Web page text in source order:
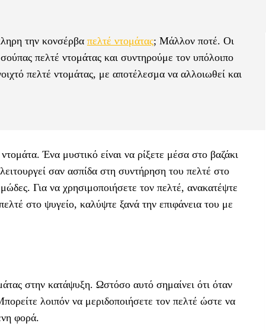
την κονσέρβα πελτέ ντομάτας; Μάλλον ποτέ. Οι
πελτέ ντομάτας και συντηρούμε τον υπόλοιπο
πελτέ ντομάτας, με αποτέλεσμα να αλλοιωθεί και
Ένα μυστικό είναι να ρίξετε μέσα στο βαζάκι
σαν ασπίδα στη συντήρηση του πελτέ στο
Για να χρησιμοποιήσετε τον πελτέ, ανακατέψτε
στο ψυγείο, καλύψτε ξανά την επιφάνεια του με
στην κατάψυξη. Ωστόσο αυτό σημαίνει ότι όταν
λοιπόν να μεριδοποιήσετε τον πελτέ ώστε να
φορά.